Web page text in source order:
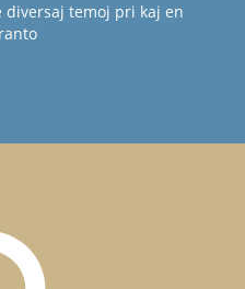
temoj pri kaj en